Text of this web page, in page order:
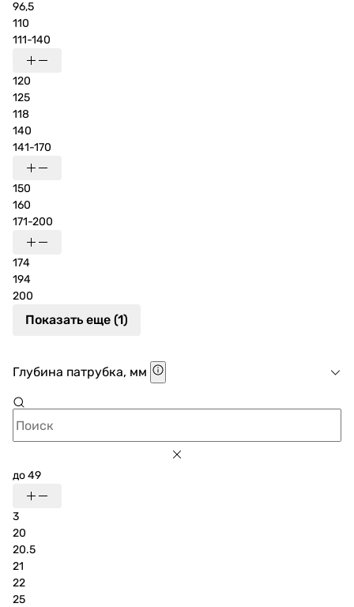
96,5
110
111-140
120
125
118
140
141-170
150
160
171-200
174
194
200
Показать еще (1)
Глубина патрубка, мм
до 49
3
20
20.5
21
22
25